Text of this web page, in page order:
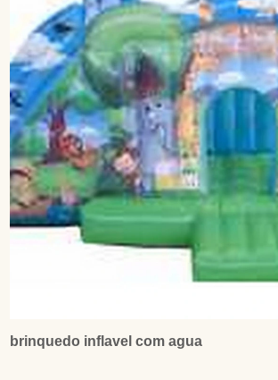
brinquedo inflavel com agua